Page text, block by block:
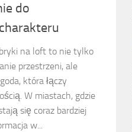
do
na loft to nie tylko
przestrzeni, ale
która łączy
W miastach, gdzie
się coraz bardziej
w...